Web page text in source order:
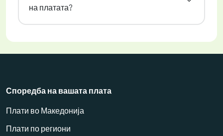
на платата?
Споредба на вашата плата
Плати во Македонија
Плати по региони